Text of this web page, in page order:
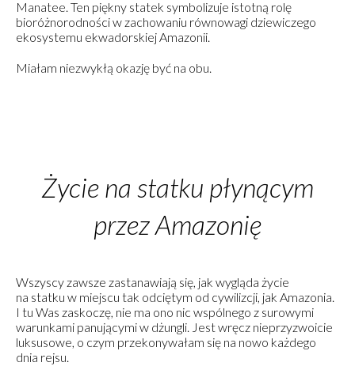
Manatee. Ten piękny statek symbolizuje istotną rolę
bioróżnorodności w zachowaniu równowagi dziewiczego
ekosystemu ekwadorskiej Amazonii.
Miałam niezwykłą okazję być na obu.
Życie na statku płynącym
przez Amazonię
Wszyscy zawsze zastanawiają się, jak wygląda życie
na statku w miejscu tak odciętym od cywilizcji, jak Amazonia.
I tu Was zaskoczę, nie ma ono nic wspólnego z surowymi
warunkami panującymi w dżungli. Jest wręcz nieprzyzwoicie
luksusowe, o czym przekonywałam się na nowo każdego
dnia rejsu.